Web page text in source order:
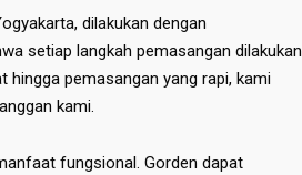
dilakukan dengan
setiap langkah pemasangan dilakukan
hingga pemasangan yang rapi, kami
kami.
fungsional. Gorden dapat